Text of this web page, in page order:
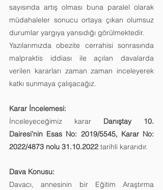
sayısında artış olması buna paralel olarak
müdahaleler sonucu ortaya çıkan olumsuz
durumlar yargıya yansıdığı görülmektedir.
Yazılarımızda obezite cerrahisi sonrasında
malpraktis iddiası ile açılan davalarda
verilen kararları zaman zaman inceleyerek
katkı sunmaya çalışacağız.
Karar İncelemesi:
İnceleyeceğimiz karar Danıştay 10.
Dairesi’nin Esas No: 2019/5545, Karar No:
2022/4873 nolu 31.10.2022 tarihli kararıdır.
Dava Konusu:
Davacı, annesinin bir Eğitim Araştırma